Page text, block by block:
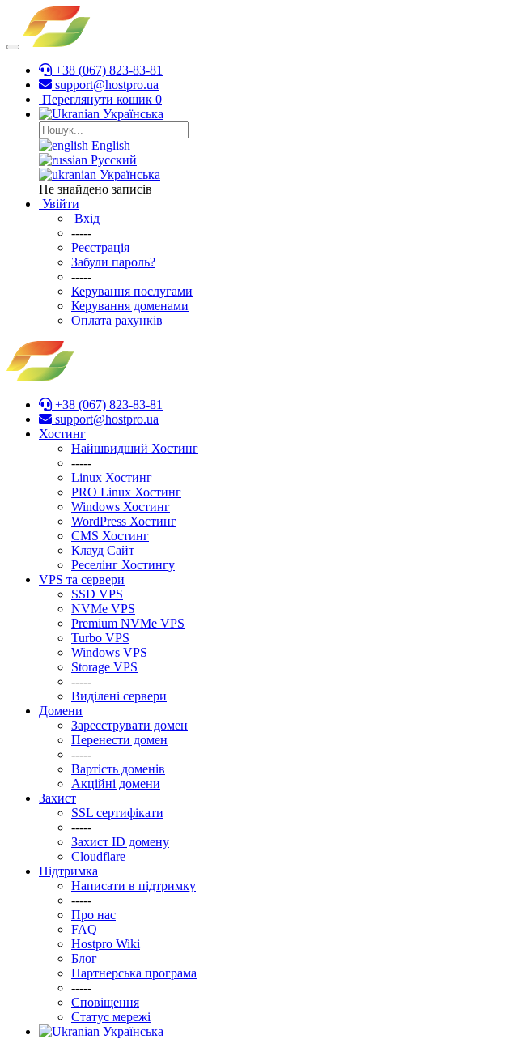
+38 (067) 823-83-81
support@hostpro.ua
Переглянути кошик 0
Українська
English
Русский
Українська
Не знайдено записів
Увійти
Вхід
-----
Реєстрація
Забули пароль?
-----
Керування послугами
Керування доменами
Оплата рахунків
+38 (067) 823-83-81
support@hostpro.ua
Хостинг
Найшвидший Хостинг
-----
Linux Хостинг
PRO Linux Хостинг
Windows Хостинг
WordPress Хостинг
CMS Хостинг
Клауд Сайт
Реселінг Хостингу
VPS та сервери
SSD VPS
NVMe VPS
Premium NVMe VPS
Turbo VPS
Windows VPS
Stоrage VPS
-----
Виділені сервери
Домени
Зареєструвати домен
Перенести домен
-----
Вартість доменів
Акційні домени
Захист
SSL сертифікати
-----
Захист ID домену
Clоudflare
Підтримка
Написати в підтримку
-----
Про нас
FAQ
Hostpro Wiki
Блог
Партнерська програма
-----
Сповіщення
Статус мережі
Українська